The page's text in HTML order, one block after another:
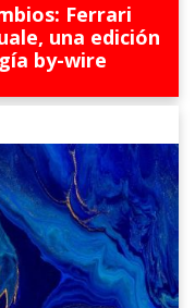
Ferrari
una edición
by-wire